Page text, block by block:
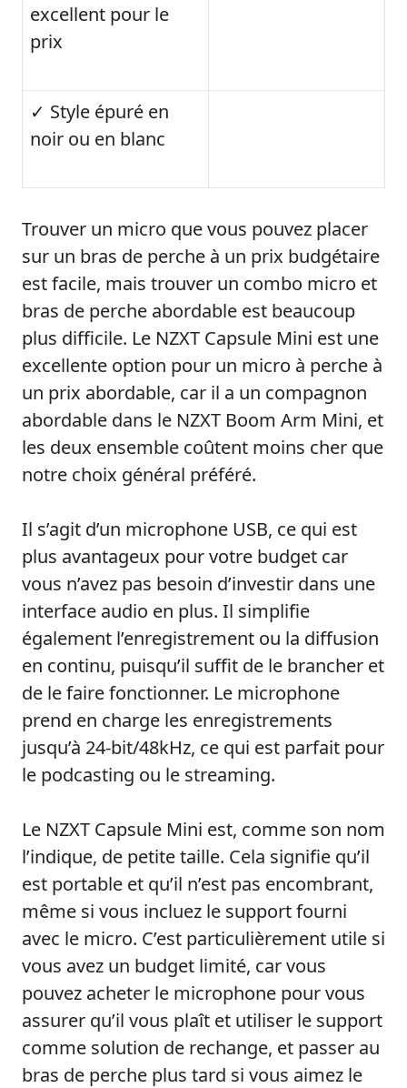
excellent pour le
prix
✓ Style épuré en
noir ou en blanc
Trouver un micro que vous pouvez placer
sur un bras de perche à un prix budgétaire
est facile, mais trouver un combo micro et
bras de perche abordable est beaucoup
plus difficile. Le NZXT Capsule Mini est une
excellente option pour un micro à perche à
un prix abordable, car il a un compagnon
abordable dans le NZXT Boom Arm Mini, et
les deux ensemble coûtent moins cher que
notre choix général préféré.
Il s’agit d’un microphone USB, ce qui est
plus avantageux pour votre budget car
vous n’avez pas besoin d’investir dans une
interface audio en plus. Il simplifie
également l’enregistrement ou la diffusion
en continu, puisqu’il suffit de le brancher et
de le faire fonctionner. Le microphone
prend en charge les enregistrements
jusqu’à 24-bit/48kHz, ce qui est parfait pour
le podcasting ou le streaming.
Le NZXT Capsule Mini est, comme son nom
l’indique, de petite taille. Cela signifie qu’il
est portable et qu’il n’est pas encombrant,
même si vous incluez le support fourni
avec le micro. C’est particulièrement utile si
vous avez un budget limité, car vous
pouvez acheter le microphone pour vous
assurer qu’il vous plaît et utiliser le support
comme solution de rechange, et passer au
bras de perche plus tard si vous aimez le